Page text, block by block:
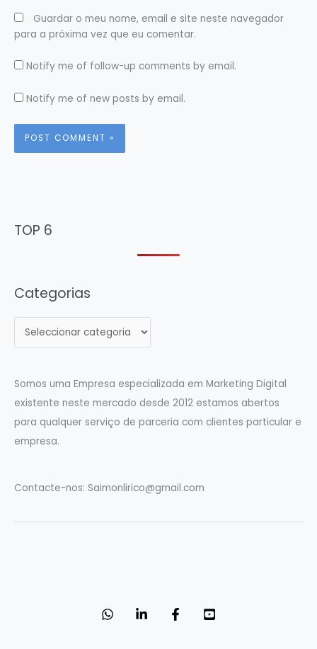
Guardar o meu nome, email e site neste navegador
para a próxima vez que eu comentar.
Notify me of follow-up comments by email.
Notify me of new posts by email.
TOP 6
Categorias
a
e
g
o
r
Somos uma Empresa especializada em Marketing Digital
existente neste mercado desde 2012 estamos abertos
para qualquer serviço de parceria com clientes particular e
empresa.
Contacte-nos: Saimonlirico@gmail.com